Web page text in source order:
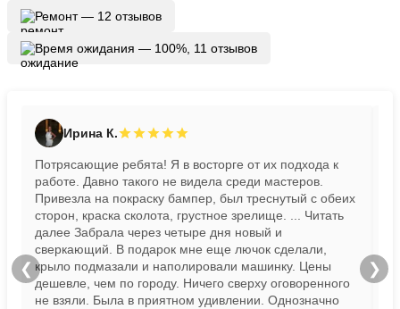
Ремонт — 12 отзывов
Время ожидания — 100%, 11 отзывов
Ирина К.
Потрясающие ребята! Я в восторге от их подхода к
работе. Давно такого не видела среди мастеров.
Привезла на покраску бампер, был треснутый с обеих
сторон, краска сколота, грустное зрелище.
... Читать
далее Забрала через четыре дня новый и
сверкающий. В подарок мне еще лючок сделали,
крыло подмазали и наполировали машинку. Цены
дешевле, чем по городу. Ничего сверху оговоренного
не взяли. Была в приятном удивлении. Однозначно
❮ ❯